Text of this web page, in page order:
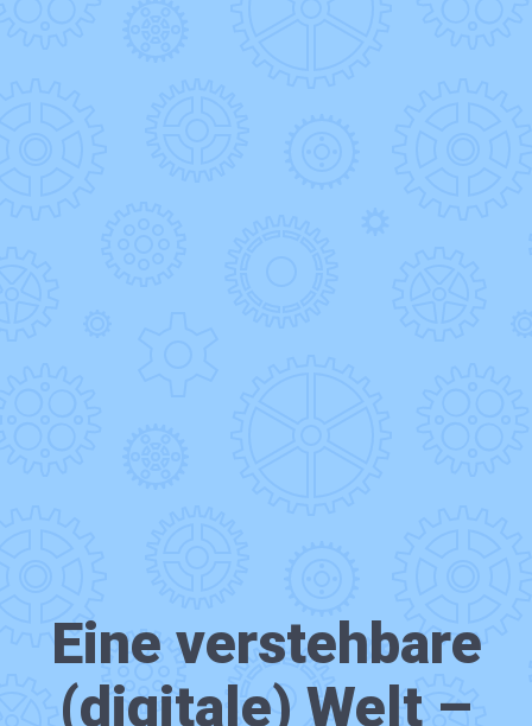
Eine verstehbare
(digitale) Welt –